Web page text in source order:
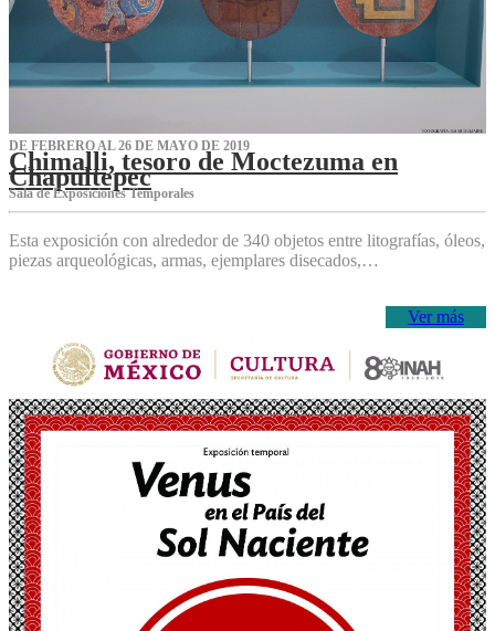
DE FEBRERO AL 26 DE MAYO DE 2019
Chimalli, tesoro de Moctezuma en
Chapultepec
Sala de Exposiciones Temporales
Esta exposición con alrededor de 340 objetos entre litografías, óleos,
piezas arqueológicas, armas, ejemplares disecados,…
Ver más